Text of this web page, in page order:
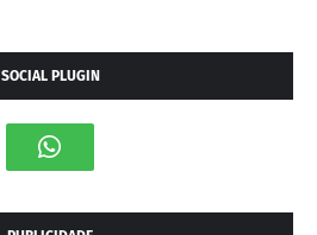
SOCIAL PLUGIN